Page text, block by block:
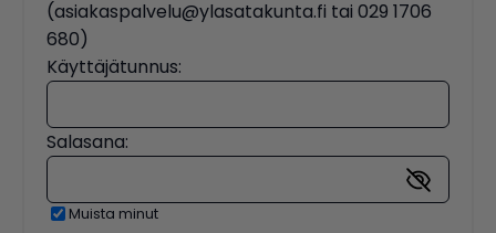
(asiakaspalvelu@ylasatakunta.fi tai 029 1706
680)
Käyttäjätunnus:
Salasana:
Muista minut